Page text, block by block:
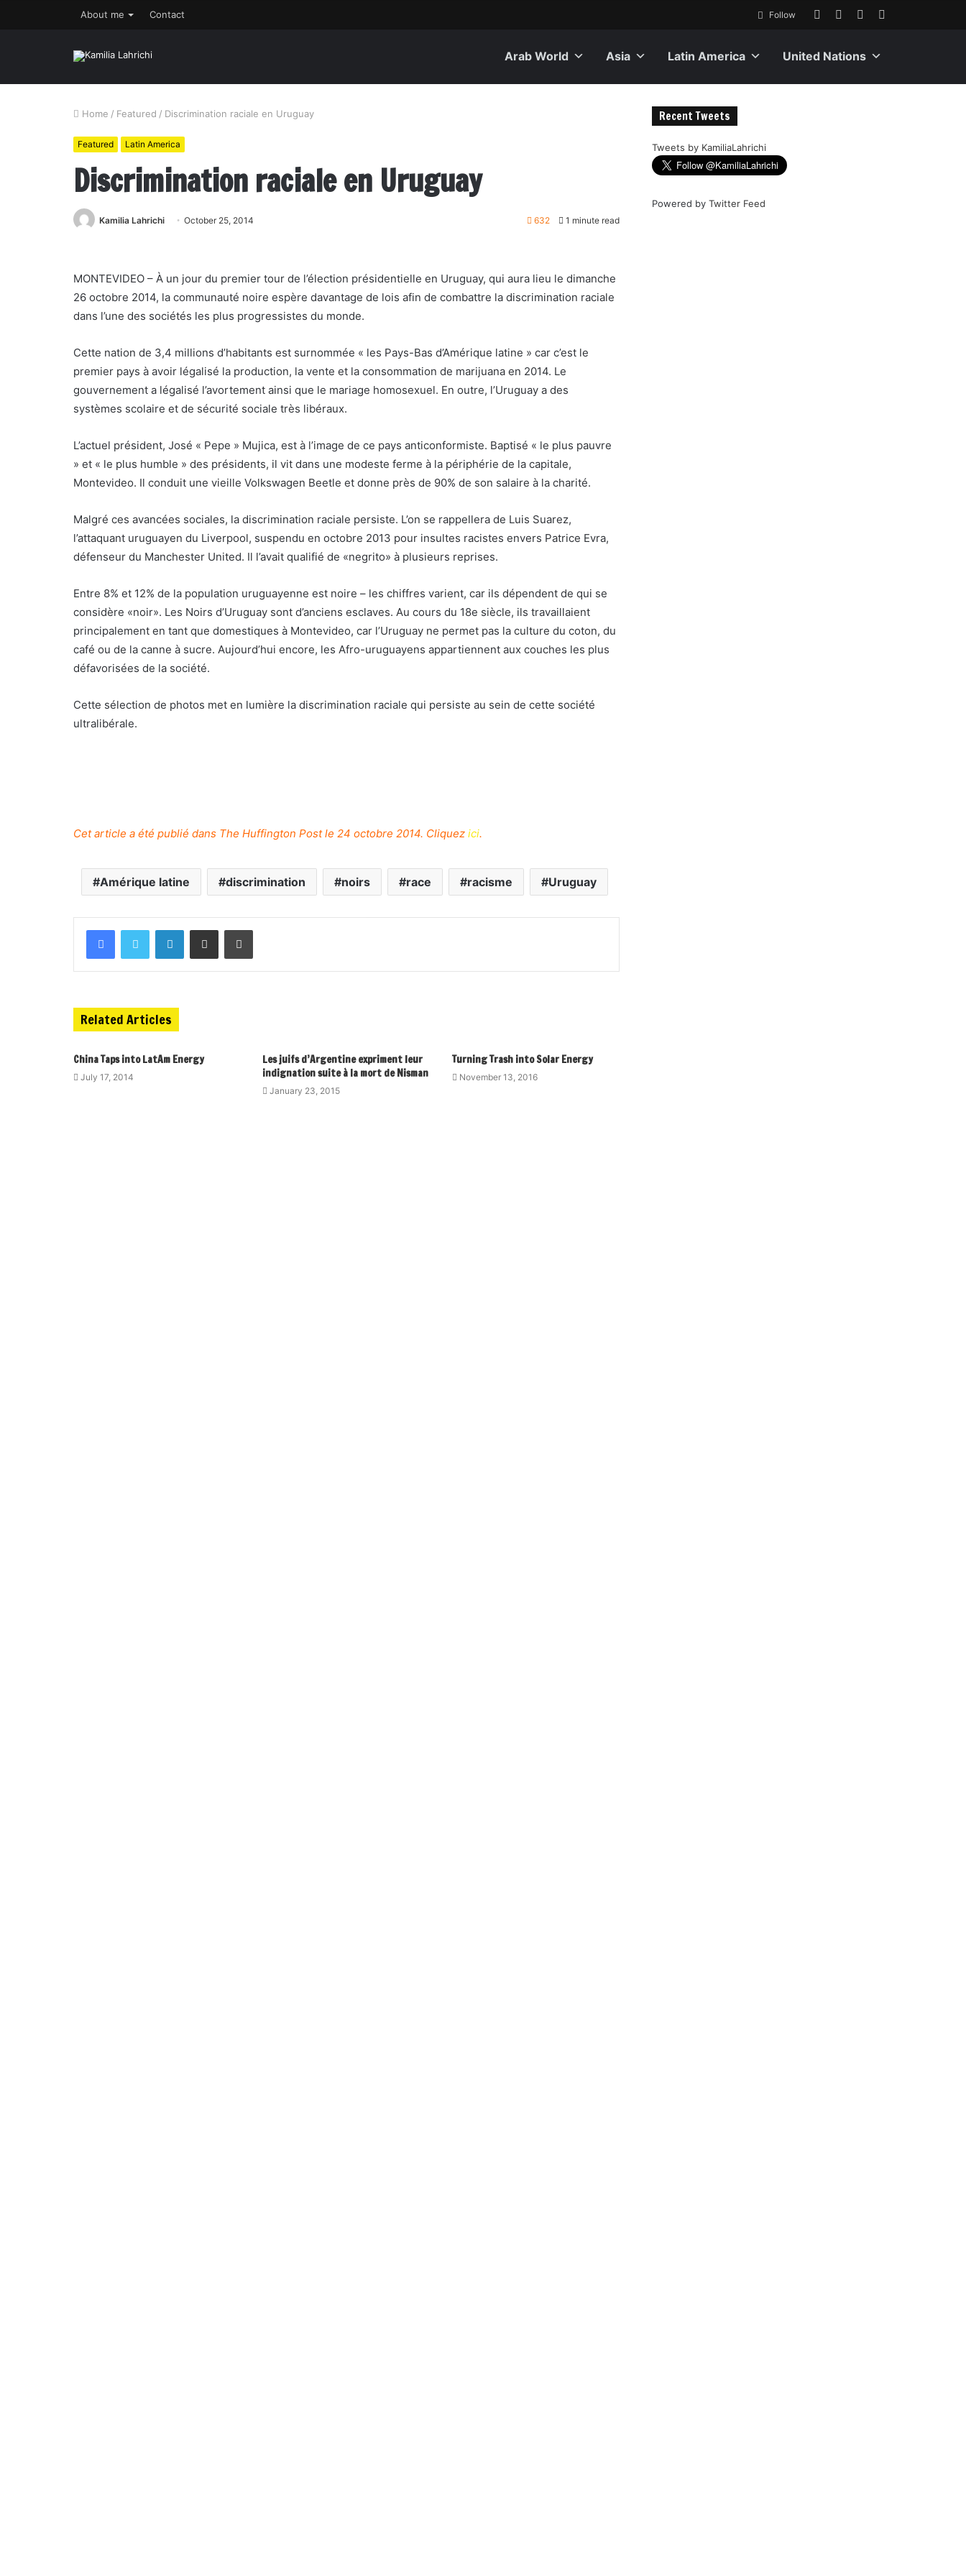
About me Contact Follow
Arab World Asia Latin America United Nations
Home / Featured / Discrimination raciale en Uruguay
Featured Latin America
Discrimination raciale en Uruguay
Kamilia Lahrichi October 25, 2014 632 1 minute read
MONTEVIDEO – À un jour du premier tour de l’élection présidentielle en Uruguay, qui aura lieu le dimanche
26 octobre 2014, la communauté noire espère davantage de lois afin de combattre la discrimination raciale
dans l’une des sociétés les plus progressistes du monde.
Cette nation de 3,4 millions d’habitants est surnommée « les Pays-Bas d’Amérique latine » car c’est le
premier pays à avoir légalisé la production, la vente et la consommation de marijuana en 2014. Le
gouvernement a légalisé l’avortement ainsi que le mariage homosexuel. En outre, l’Uruguay a des
systèmes scolaire et de sécurité sociale très libéraux.
L’actuel président, José « Pepe » Mujica, est à l’image de ce pays anticonformiste. Baptisé « le plus pauvre
» et « le plus humble » des présidents, il vit dans une modeste ferme à la périphérie de la capitale,
Montevideo. Il conduit une vieille Volkswagen Beetle et donne près de 90% de son salaire à la charité.
Malgré ces avancées sociales, la discrimination raciale persiste. L’on se rappellera de Luis Suarez,
l’attaquant uruguayen du Liverpool, suspendu en octobre 2013 pour insultes racistes envers Patrice Evra,
défenseur du Manchester United. Il l’avait qualifié de «negrito» à plusieurs reprises.
Entre 8% et 12% de la population uruguayenne est noire – les chiffres varient, car ils dépendent de qui se
considère «noir». Les Noirs d’Uruguay sont d’anciens esclaves. Au cours du 18e siècle, ils travaillaient
principalement en tant que domestiques à Montevideo, car l’Uruguay ne permet pas la culture du coton, du
café ou de la canne à sucre. Aujourd’hui encore, les Afro-uruguayens appartiennent aux couches les plus
défavorisées de la société.
Cette sélection de photos met en lumière la discrimination raciale qui persiste au sein de cette société
ultralibérale.
Cet article a été publié dans The Huffington Post le 24 octobre 2014. Cliquez ici.
Amérique latine discrimination noirs race racisme Uruguay
Related Articles
China Taps into LatAm Energy
July 17, 2014
Les juifs d’Argentine expriment leur
indignation suite à la mort de Nisman
January 23, 2015
Turning Trash into Solar Energy
November 13, 2016
Recent Tweets
Tweets by KamiliaLahrichi
Powered byTwitter Feed